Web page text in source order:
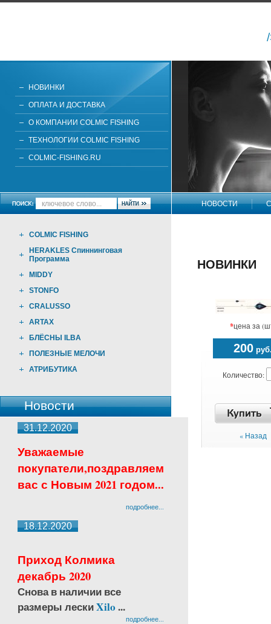
НОВИНКИ
ОПЛАТА И ДОСТАВКА
О КОМПАНИИ COLMIC FISHING
ТЕХНОЛОГИИ COLMIC FISHING
COLMIC-FISHING.RU
COLMIC FISHING
HERAKLES Спиннинговая
Программа
MIDDY
STONFO
CRALUSSO
ARTAX
БЛЁСНЫ ILBA
ПОЛЕЗНЫЕ МЕЛОЧИ
АТРИБУТИКА
Новости
31.12.2020
Уважаемые
покупатели,поздравляем
вас с Новым 2021 годом...
подробнее...
18.12.2020
Приход Колмика
декабрь 2020
Снова в наличии все
размеры лескиXilo...
подробнее...
НОВОСТИ
НОВИНКИ
*цена за
200
Количество:
« Назад